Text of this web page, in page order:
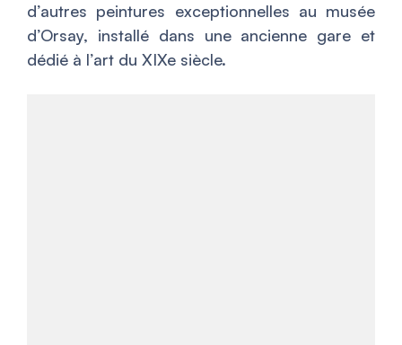
d’autres peintures exceptionnelles au musée
d’Orsay, installé dans une ancienne gare et
dédié à l’art du XIXe siècle.